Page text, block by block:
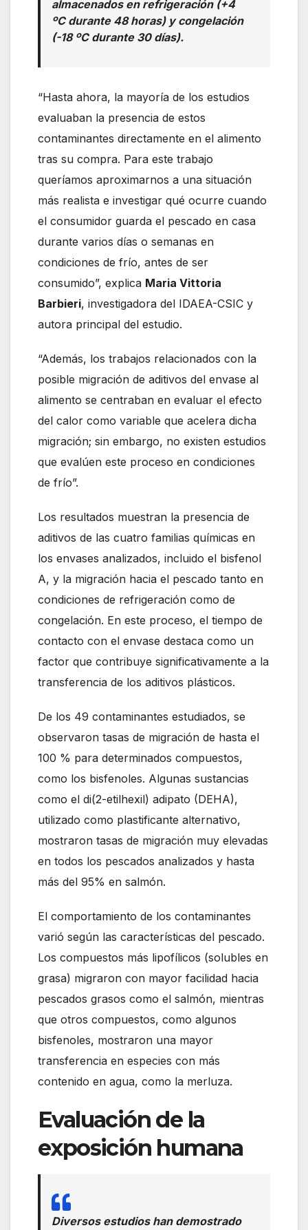
almacenados en refrigeración (+4
ºC durante 48 horas) y congelación
(-18 ºC durante 30 días).
“Hasta ahora, la mayoría de los estudios
evaluaban la presencia de estos
contaminantes directamente en el alimento
tras su compra. Para este trabajo
queríamos aproximarnos a una situación
más realista e investigar qué ocurre cuando
el consumidor guarda el pescado en casa
durante varios días o semanas en
condiciones de frío, antes de ser
consumido”, explica Maria Vittoria
Barbieri, investigadora del IDAEA-CSIC y
autora principal del estudio.
“Además, los trabajos relacionados con la
posible migración de aditivos del envase al
alimento se centraban en evaluar el efecto
del calor como variable que acelera dicha
migración; sin embargo, no existen estudios
que evalúen este proceso en condiciones
de frío”.
Los resultados muestran la presencia de
aditivos de las cuatro familias químicas en
los envases analizados, incluido el bisfenol
A, y la migración hacia el pescado tanto en
condiciones de refrigeración como de
congelación. En este proceso, el tiempo de
contacto con el envase destaca como un
factor que contribuye significativamente a la
transferencia de los aditivos plásticos.
De los 49 contaminantes estudiados, se
observaron tasas de migración de hasta el
100 % para determinados compuestos,
como los bisfenoles. Algunas sustancias
como el di(2-etilhexil) adipato (DEHA),
utilizado como plastificante alternativo,
mostraron tasas de migración muy elevadas
en todos los pescados analizados y hasta
más del 95% en salmón.
El comportamiento de los contaminantes
varió según las características del pescado.
Los compuestos más lipofílicos (solubles en
grasa) migraron con mayor facilidad hacia
pescados grasos como el salmón, mientras
que otros compuestos, como algunos
bisfenoles, mostraron una mayor
transferencia en especies con más
contenido en agua, como la merluza.
Evaluación de la
exposición humana
Diversos estudios han demostrado